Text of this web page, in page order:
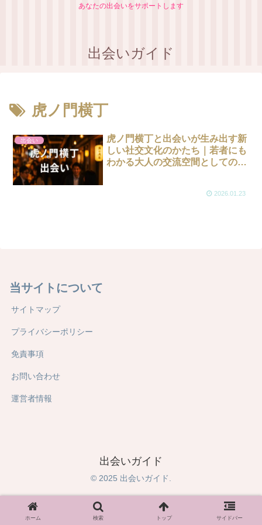
あなたの出会いをサポートします
出会いガイド
虎ノ門横丁
出会い
虎ノ門横丁と出会いが生み出す新
しい社交文化のかたち｜若者にも
わかる大人の交流空間としての魅
2026.01.23
当サイトについて
サイトマップ
プライバシーポリシー
免責事項
お問い合わせ
運営者情報
出会いガイド
© 2025 出会いガイド.
ホーム 検索 トップ サイドバー